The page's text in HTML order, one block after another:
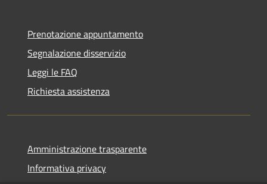
Prenotazione appuntamento
Segnalazione disservizio
Leggi le FAQ
Richiesta assistenza
Amministrazione trasparente
Informativa privacy